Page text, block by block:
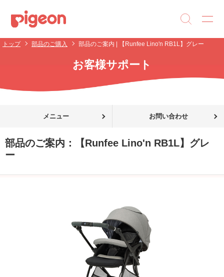
トップ 部品のご購入 部品のご案内 | 【Runfee Lino'n RB1L】グレー
お客様サポート
メニュー お問い合わせ
部品のご案内：
【Runfee Lino'n RB1L】グレ
ー